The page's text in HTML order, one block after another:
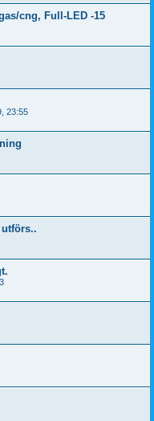
cng, Full-LED -15
23:55